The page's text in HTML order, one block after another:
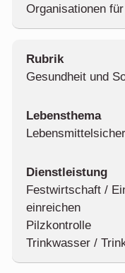
Organisationen
Gesundheit und
Festwirtschaft /
einreichen
Pilzkontrolle
Trinkwasser /